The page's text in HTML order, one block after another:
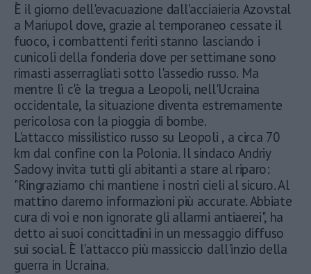
È il giorno dell'evacuazione dall'acciaieria Azovstal
a Mariupol dove, grazie al temporaneo cessate il
fuoco, i combattenti feriti stanno lasciando i
cunicoli della fonderia dove per settimane sono
rimasti asserragliati sotto l'assedio russo. Ma
mentre lì c'è la tregua a Leopoli, nell'Ucraina
occidentale, la situazione diventa estremamente
pericolosa con la pioggia di bombe.
L'attacco missilistico russo su Leopoli , a circa 70
km dal confine con la Polonia. Il sindaco Andriy
Sadovy invita tutti gli abitanti a stare al riparo:
"Ringraziamo chi mantiene i nostri cieli al sicuro. Al
mattino daremo informazioni più accurate. Abbiate
cura di voi e non ignorate gli allarmi antiaerei", ha
detto ai suoi concittadini in un messaggio diffuso
sui social. È l'attacco più massiccio dall'inzio della
guerra in Ucraina.